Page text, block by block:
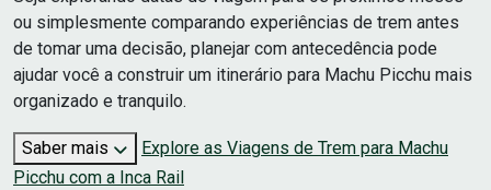
ou simplesmente comparando experiências de trem antes
de tomar uma decisão, planejar com antecedência pode
ajudar você a construir um itinerário para Machu Picchu mais
organizado e tranquilo.
Saber mais
Explore as Viagens de Trem para Machu
Picchu com a Inca Rail